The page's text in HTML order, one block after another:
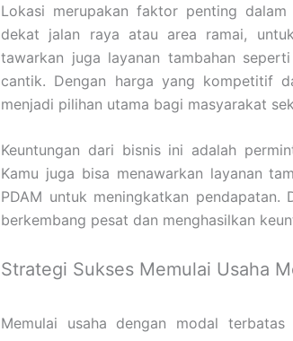
Lokasi merupakan faktor penting
dekat jalan raya atau area ramai,
tawarkan juga layanan tambahan
cantik. Dengan harga yang kompetitif
menjadi pilihan utama bagi masyarakat
Keuntungan dari bisnis ini adalah
Kamu juga bisa menawarkan layanan
PDAM untuk meningkatkan
berkembang pesat dan menghasilkan
Strategi Sukses Memulai Usaha
Memulai usaha dengan modal